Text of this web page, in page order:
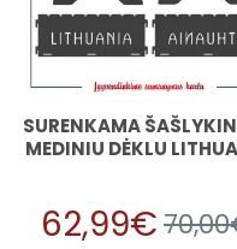
SURENKAMA
MEDINIU DĖKLU
62,99€